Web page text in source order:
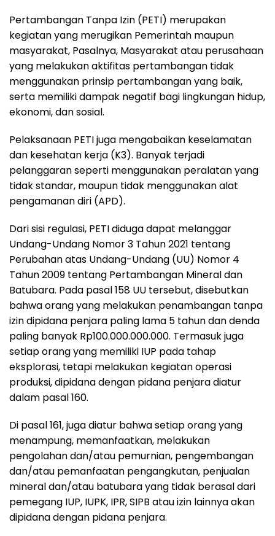
Pertambangan Tanpa Izin (PETI) merupakan
kegiatan yang merugikan Pemerintah maupun
masyarakat, Pasalnya, Masyarakat atau perusahaan
yang melakukan aktifitas pertambangan tidak
menggunakan prinsip pertambangan yang baik,
serta memiliki dampak negatif bagi lingkungan hidup,
ekonomi, dan sosial.
Pelaksanaan PETI juga mengabaikan keselamatan
dan kesehatan kerja (K3). Banyak terjadi
pelanggaran seperti menggunakan peralatan yang
tidak standar, maupun tidak menggunakan alat
pengamanan diri (APD).
Dari sisi regulasi, PETI diduga dapat melanggar
Undang-Undang Nomor 3 Tahun 2021 tentang
Perubahan atas Undang-Undang (UU) Nomor 4
Tahun 2009 tentang Pertambangan Mineral dan
Batubara. Pada pasal 158 UU tersebut, disebutkan
bahwa orang yang melakukan penambangan tanpa
izin dipidana penjara paling lama 5 tahun dan denda
paling banyak Rp100.000.000.000. Termasuk juga
setiap orang yang memiliki IUP pada tahap
eksplorasi, tetapi melakukan kegiatan operasi
produksi, dipidana dengan pidana penjara diatur
dalam pasal 160.
Di pasal 161, juga diatur bahwa setiap orang yang
menampung, memanfaatkan, melakukan
pengolahan dan/atau pemurnian, pengembangan
dan/atau pemanfaatan pengangkutan, penjualan
mineral dan/atau batubara yang tidak berasal dari
pemegang IUP, IUPK, IPR, SIPB atau izin lainnya akan
dipidana dengan pidana penjara.